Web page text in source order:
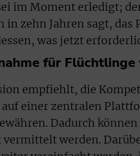
im Moment erledigt;
in zehn Jahren sagt,
was jetzt
für Flüchtlinge
empfiehlt, die
auf einer zentralen
Dadurch
werden.